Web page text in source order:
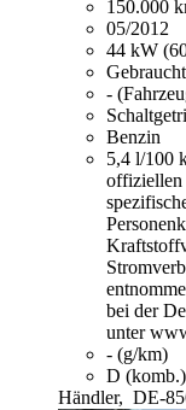
150.000
05/2012
44 kW
Gebraucht
-
Benzin
5,4 l/100
offiziellen
bei der
unter
- (g/km)
D (komb.)
Händler, DE-